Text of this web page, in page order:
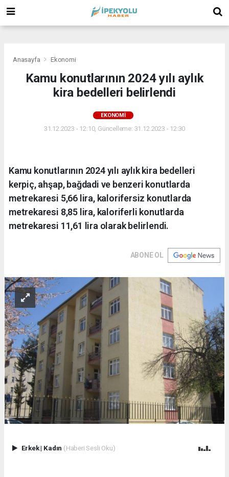
Anasayfa Ekonomi
Kamu konutlarının 2024 yılı aylık
kira bedelleri belirlendi
EKONOMI
31.12.2023 - 12:10, Güncelleme: 31.12.2023 - 12:30
Kamu konutlarının 2024 yılı aylık kira bedelleri
kerpiç, ahşap, bağdadi ve benzeri konutlarda
metrekaresi 5,66 lira, kalorifersiz konutlarda
metrekaresi 8,85 lira, kaloriferli konutlarda
metrekaresi 11,61 lira olarak belirlendi.
ABONE OL
Erkek| Kadın (Haberi Sesli Oku)